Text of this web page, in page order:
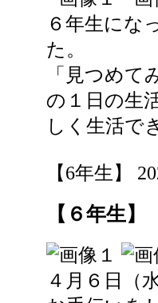
６年生にな
た。
「見つめて
の１日の生
しく生活で
【6年生】
【６年生
４月６日（